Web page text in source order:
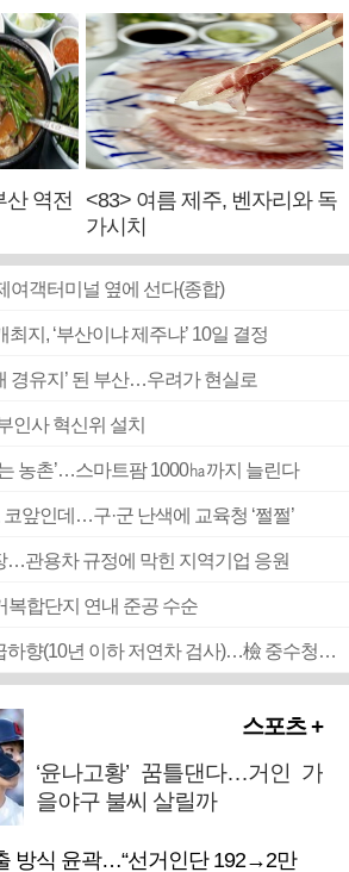
산 역전
<83> 여름 제주, 벤자리와 독
가시치
여객터미널 옆에 선다(종합)
지, ‘부산이냐 제주냐’ 10일 결정
경유지’ 된 부산…우려가 현실로
인사 혁신위 설치
농촌’…스마트팜 1000㏊까지 늘린다
앞인데…구·군 난색에 교육청 ‘쩔쩔’
…관용차 규정에 막힌 지역기업 응원
복합단지 연내 준공 수순
■ 검사 신분 버리고 직급하향(10년 이하 저연차 검사)…檢 중수청행 기피
스포츠 +
‘윤나고황’ 꿈틀댄다…거인 가
을야구 불씨 살릴까
방식 윤곽…“선거인단 192→2만